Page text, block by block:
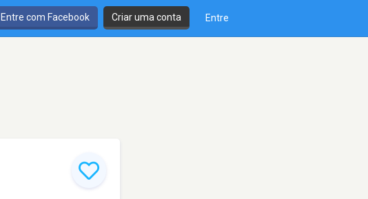
Entre com Facebook Criar uma conta Entre